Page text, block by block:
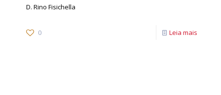
D. Rino Fisichella
0 Leia mais